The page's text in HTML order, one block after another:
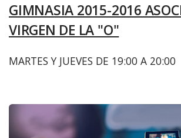
GIMNASIA 2015-2016
VIRGEN DE LA "O"
MARTES Y JUEVES DE 19:00 A 20:00